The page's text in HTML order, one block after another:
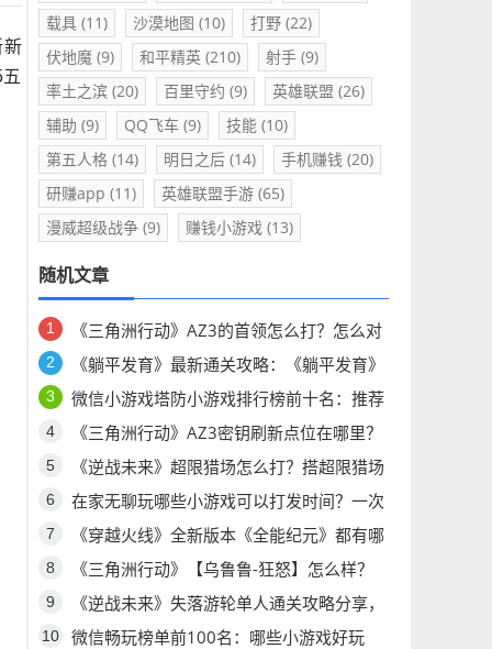
新
载具(11) 沙漠地图 (10) 打野(22)
伏地魔(9) 和平精英(210) 射手(9)
率土之滨(20) 百里守约 (9) 英雄联盟 (26)
辅助 (9) QQ飞车(9) 技能(10)
第五人格(14) 明日之后(14) 手机赚钱 (20)
研赚app (11) 英雄联盟手游(65)
漫威超级战争(9) 赚钱小游戏(13)
随机文章
《三角洲行动》AZ3的首领怎么打？怎么对
付AZ3首领H1000？
《躺平发育》最新通关攻略：《躺平发育》
你想问的问题都有答案！
微信小游戏塔防小游戏排行榜前十名：推荐
五款经典塔防小游戏，怎么玩都不腻！
《三角洲行动》AZ3密钥刷新点位在哪里？
《三角洲行动》AZ3密钥点位公布
《逆战未来》超限猎场怎么打？搭超限猎场
最强搭配推荐
在家无聊玩哪些小游戏可以打发时间？一次
分享六个耐玩微信小游戏！
《穿越火线》全新版本《全能纪元》都有哪
些更新？《穿越火线》怀旧版有哪些更新？
《三角洲行动》【乌鲁鲁-狂怒】怎么样？
【乌鲁鲁-狂怒】干员研究有哪些技能？
《逆战未来》失落游轮单人通关攻略分享，
《逆战未来》失落游轮单人怎么玩？
微信畅玩榜单前100名：哪些小游戏好玩